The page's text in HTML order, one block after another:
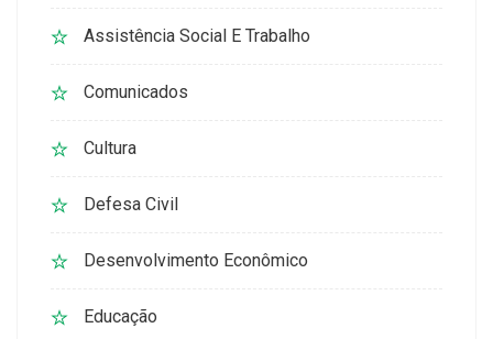
Assistência Social E Trabalho
Comunicados
Cultura
Defesa Civil
Desenvolvimento Econômico
Educação